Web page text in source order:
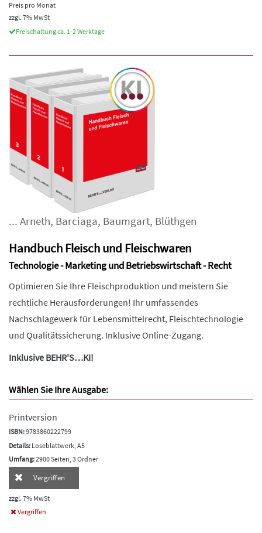
Preis pro Monat
zzgl. 7% MwSt
Freischaltung ca. 1-2 Werktage
... Arneth, Barciaga, Baumgart, Blüthgen
Handbuch Fleisch und Fleischwaren
Technologie - Marketing und Betriebswirtschaft - Recht
Optimieren Sie Ihre Fleischproduktion und meistern Sie
rechtliche Herausforderungen! Ihr umfassendes
Nachschlagewerk für Lebensmittelrecht, Fleischtechnologie
und Qualitätssicherung. Inklusive Online-Zugang.
Inklusive BEHR'S…KI!
Wählen Sie Ihre Ausgabe:
Printversion
ISBN:9783860222799
Details: Loseblattwerk, A5
Umfang:2900 Seiten, 3 Ordner
Vergriffen
zzgl. 7% MwSt
Vergriffen